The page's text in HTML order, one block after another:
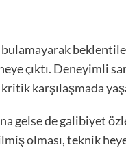
çıktı. Deneyimli
karşılaşmada
gelse de galibiyet
olması, teknik